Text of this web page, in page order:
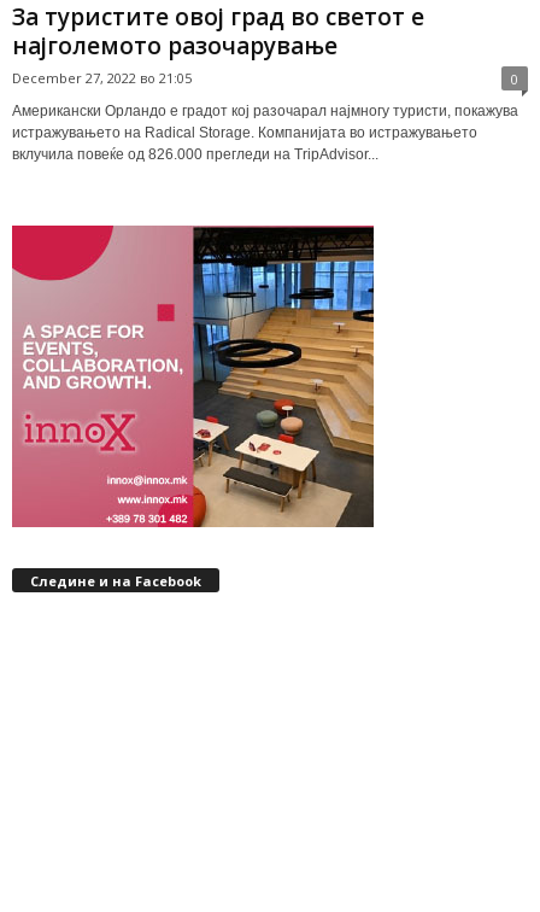
За туристите овој град во светот е
најголемото разочарување
December 27, 2022 во 21:05 0
Американски Орландо е градот кој разочарал најмногу туристи, покажува
истражувањето на Radical Storage. Компанијата во истражувањето
вклучила повеќе од 826.000 прегледи на TripAdvisor...
Следине и на Facebook